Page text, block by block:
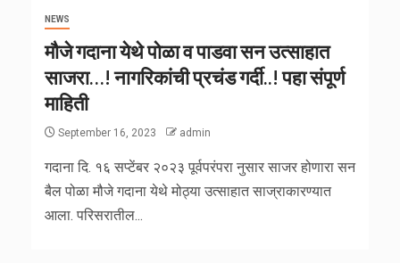
NEWS
मौजे गदाना येथे पोळा व पाडवा सन उत्साहात
साजरा…! नागरिकांची प्रचंड गर्दी..! पहा संपूर्ण
माहिती
September 16, 2023 admin
गदाना दि. १६ सप्टेंबर २०२३ पूर्वपरंपरा नुसार साजर होणारा सन
बैल पोळा मौजे गदाना येथे मोठ्या उत्साहात साज्राकारण्यात
आला. परिसरातील...